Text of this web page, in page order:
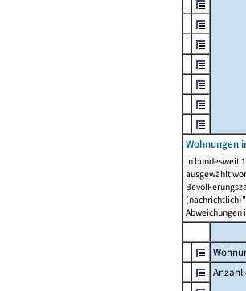
Wohnungen
In bundesweit
ausgewählt
Abweichungen
Anzahl